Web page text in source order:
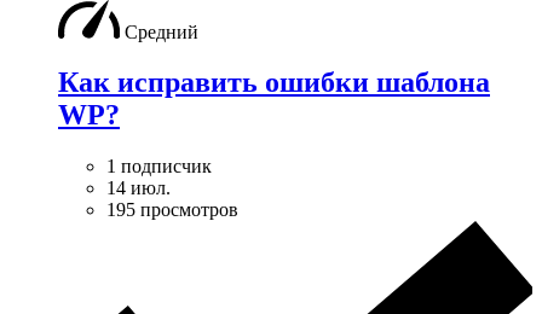
Средний
Как исправить ошибки шаблона
WP?
1 подписчик
14 июл.
195 просмотров